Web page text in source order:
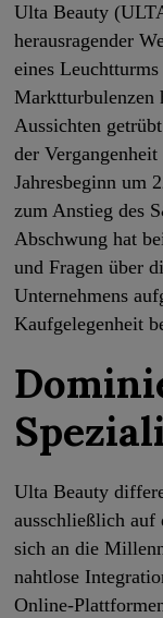
Ulta Beauty
herausragender
eines
Marktturbulenzen
Aussichten
der
Jahresbeginn um
zum Anstieg des
Abschwung hat
und Fragen über
Unternehmens
Kaufgelegenheit
Ulta Beauty
ausschließlich auf
sich an die
nahtlose
Online-